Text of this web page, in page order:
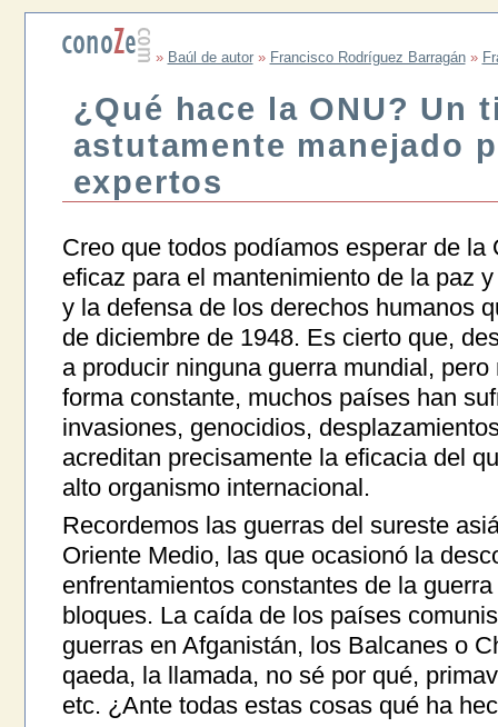
» Baúl de autor» Francisco Rodríguez Barragán»
¿Qué hace la ONU? Un
astutamente manejado
expertos
Creo que todos podíamos esperar de
eficaz para el mantenimiento de la paz
y la defensa de los derechos humanos
de diciembre de 1948. Es cierto que,
a producir ninguna guerra mundial,
forma constante, muchos países han
invasiones, genocidios,
acreditan precisamente la eficacia del
alto organismo internacional.
Recordemos las guerras del sureste
Oriente Medio, las que ocasionó la
enfrentamientos constantes de la
bloques. La caída de los países
guerras en Afganistán, los Balcanes o
qaeda, la llamada, no sé por qué,
etc. ¿Ante todas estas cosas qué ha